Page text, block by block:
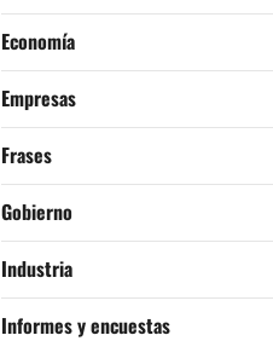
Economía
Empresas
Frases
Gobierno
Industria
Informes y encuestas